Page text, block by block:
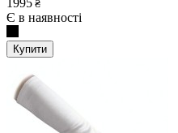
1995 ₴
Є в наявності
Купити